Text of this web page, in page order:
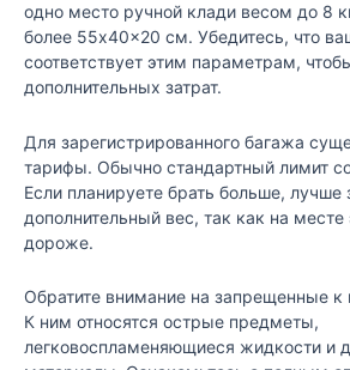
одно место ручной клади весом до 8
более 55x40x20 см. Убедитесь, что
соответствует этим параметрам,
дополнительных затрат.
Для зарегистрированного багажа
тарифы. Обычно стандартный лимит
Если планируете брать больше, лучше
дополнительный вес, так как на месте
дороже.
Обратите внимание на запрещенные
К ним относятся острые предметы,
легковоспламеняющиеся жидкости и